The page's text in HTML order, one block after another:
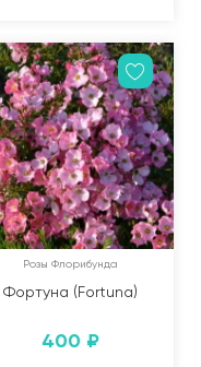
Розы Флорибунда
Фортуна (Fortuna)
400 ₽